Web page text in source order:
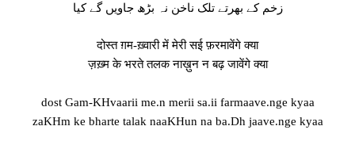
زخم کے بھرتے تلک ناخن نہ بڑھ جاویں گے کیا
दोस्त ग़म-ख़्वारी में मेरी सई फ़रमावेंगे क्या
ज़ख़्म के भरते तलक नाख़ुन न बढ़ जावेंगे क्या
dost Gam-KHvaarii me.n merii sa.ii farmaave.nge kyaa
zaKHm ke bharte talak naaKHun na ba.Dh jaave.nge kyaa